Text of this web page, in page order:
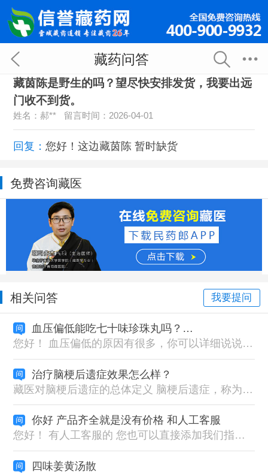
藏药问答
藏茵陈是野生的吗？望尽快安排发货，我要出远
门收不到货。
姓名：郝** 留言时间：2026-04-01
回复：您好！这边藏茵陈 暂时缺货
免费咨询藏医
相关问答 我要提问
血压偏低能吃七十味珍珠丸吗？说明书上是用于高血压等
您好！ 血压偏低的原因有很多，你可以详细说说情况（症状表现） 七十味珍珠丸跟降压西药不一样，不是直接扩张血管来降血压的 七十味珍珠丸是双向调节血压的，是改善、修复我们血管功能，调和我们气血平衡的
治疗脑梗后遗症效果怎么样？
藏医对脑梗后遗症的总体定义 脑梗后遗症，称为 “白脉病后遗症期” 或 “萨滞布病迁延期” 是指脑梗急性期过后，三因（隆、赤巴、培根）失衡未得完全纠正，黑脉瘀阻虽减但未通，白脉（神经）损伤修复不全，导致神志、肢体、言语、感觉等功能障碍持续遗留的状态。 治疗脑梗后遗症遵循三大核心原则： 1.整体调节，三因平衡 不局限于治疗“白脉”或“黑脉”本身，而是着眼于恢复人体“隆、赤巴、培根”三大因素的动态平衡。因为后遗症期的根本问题之一是“正虚邪恋”，即三因虚弱（特别是“隆”和“培根”）与残余病邪（瘀血、痰湿）并存，必须整体调节。 2.黑白脉同治，攻补兼施 黑脉（血管）：继续清除残余瘀血，改善微循环，为神经修复提供物质基础（攻邪）。 白脉（神经）：专门修复受损的神经通路，促进传导功能恢复（扶正） 攻补兼施：在活血通络的同时，必须使用补益“隆”和“培根”的药物或方法，防止因攻伐过度而耗伤正气。 3.防治结合，突出预防 治疗的目标不仅是改善现有症状，更要通过调理体质，消除导致中风的根本内因（如长期“龙血不调”），将预防二次中风作为治疗的终点目标之一。 脑梗后遗症经典藏药组合优势分析 七十味珍珠丸（君药，治本） 平衡三因、修复白脉、醒脑开窍、化瘀通脑、安神定惊，修复受损脑组织与脑神经，为脑病核心基础方。 二十五味珊瑚丸（臣药，专攻白脉） 专治白脉受损、脉络瘀堵，强力通络止痛、营养神经，改善肢体麻木、僵硬、痉挛、知觉减退。 十五味沉香丸（佐使，调隆安神） 调和隆气、清心除烦、理气宽胸、降逆止晕，解决隆气上扰、心慌失眠、头晕胸闷。
你好 产品齐全就是没有价格 和人工客服
您好！ 有人工客服的 您也可以直接添加我们指导微信18928719201
四味姜黄汤散